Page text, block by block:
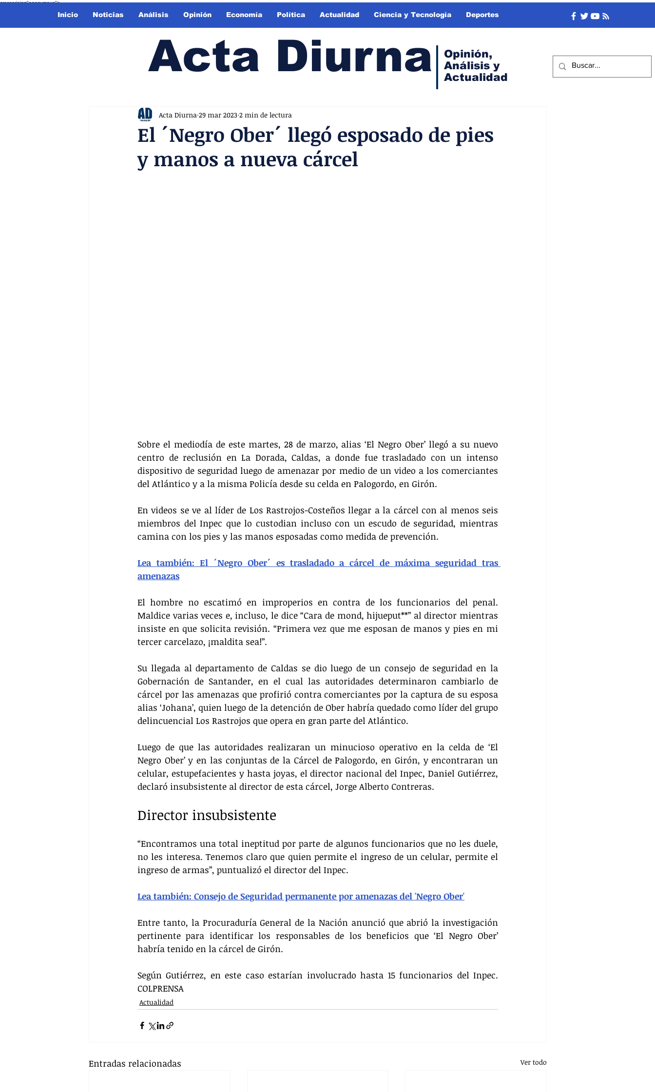
crossorigin="anonymous">
Inicio Noticias Análisis Opinión Economía Política Actualidad Ciencia y Tecnología Deportes
Acta Diurna
Opinión,
Análisis y
Actualidad
El ´Negro Ober´ llegó esposado de pies
y manos a nueva cárcel
Acta Diurna 29 mar 2023 2 min de lectura
Sobre el mediodía de este martes, 28 de marzo, alias ‘El Negro Ober’ llegó a su nuevo
centro de reclusión en La Dorada, Caldas, a donde fue trasladado con un intenso
dispositivo de seguridad luego de amenazar por medio de un video a los comerciantes
del Atlántico y a la misma Policía desde su celda en Palogordo, en Girón.
En videos se ve al líder de Los Rastrojos-Costeños llegar a la cárcel con al menos seis
miembros del Inpec que lo custodian incluso con un escudo de seguridad, mientras
camina con los pies y las manos esposadas como medida de prevención.
Lea también: El ´Negro Ober´ es trasladado a cárcel de máxima seguridad tras
amenazas
El hombre no escatimó en improperios en contra de los funcionarios del penal.
Maldice varias veces e, incluso, le dice “Cara de mond, hijueput**” al director mientras
insiste en que solicita revisión. “Primera vez que me esposan de manos y pies en mi
tercer carcelazo, ¡maldita sea!”.
Su llegada al departamento de Caldas se dio luego de un consejo de seguridad en la
Gobernación de Santander, en el cual las autoridades determinaron cambiarlo de
cárcel por las amenazas que profirió contra comerciantes por la captura de su esposa
alias ‘Johana’, quien luego de la detención de Ober habría quedado como líder del grupo
delincuencial Los Rastrojos que opera en gran parte del Atlántico.
Luego de que las autoridades realizaran un minucioso operativo en la celda de ‘El
Negro Ober’ y en las conjuntas de la Cárcel de Palogordo, en Girón, y encontraran un
celular, estupefacientes y hasta joyas, el director nacional del Inpec, Daniel Gutiérrez,
declaró insubsistente al director de esta cárcel, Jorge Alberto Contreras.
Director insubsistente
“Encontramos una total ineptitud por parte de algunos funcionarios que no les duele,
no les interesa. Tenemos claro que quien permite el ingreso de un celular, permite el
ingreso de armas”, puntualizó el director del Inpec.
Lea también: Consejo de Seguridad permanente por amenazas del 'Negro Ober'
Entre tanto, la Procuraduría General de la Nación anunció que abrió la investigación
pertinente para identificar los responsables de los beneficios que ‘El Negro Ober’
habría tenido en la cárcel de Girón.
Según Gutiérrez, en este caso estarían involucrado hasta 15 funcionarios del Inpec.
COLPRENSA
Actualidad
Entradas relacionadas Ver todo